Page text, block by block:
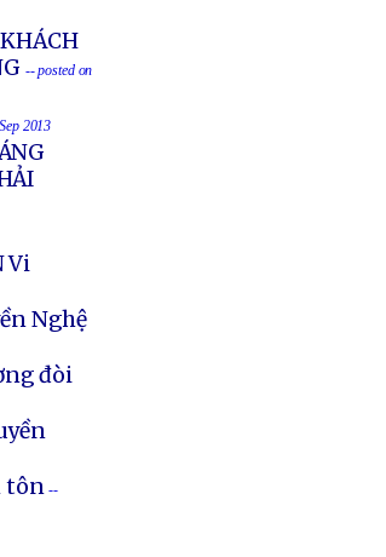
-- posted on
2013
Vi
Nghệ
đòi
tôn --